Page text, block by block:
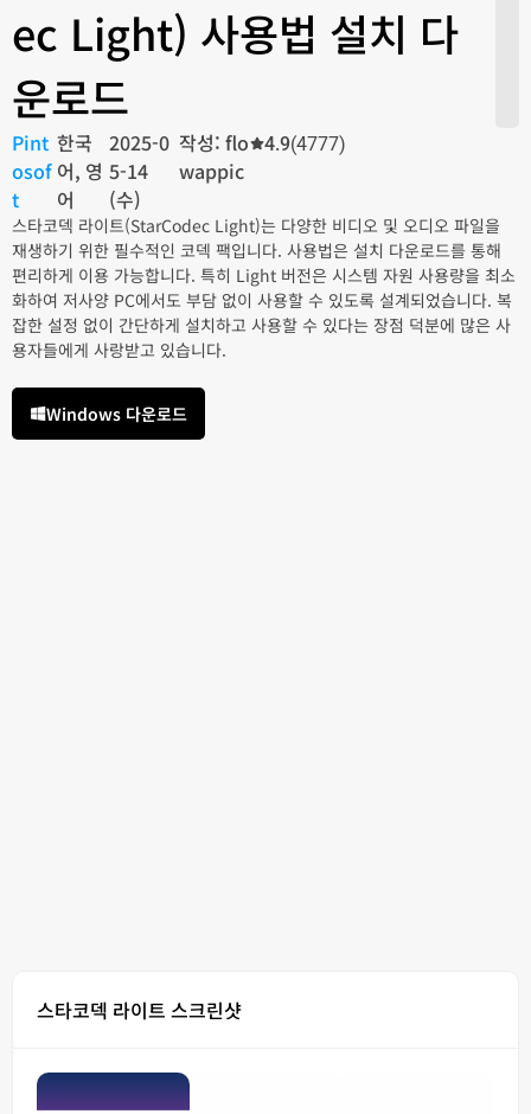
ec Light) 사용법 설치 다
운로드
Pint
osof
t
한국
어, 영
어
2025-0
5-14
(수)
작성: flo
wappic
4.9(4777)
스타코덱 라이트(StarCodec Light)는 다양한 비디오 및 오디오 파일을
재생하기 위한 필수적인 코덱 팩입니다. 사용법은 설치 다운로드를 통해
편리하게 이용 가능합니다. 특히 Light 버전은 시스템 자원 사용량을 최소
화하여 저사양 PC에서도 부담 없이 사용할 수 있도록 설계되었습니다. 복
잡한 설정 없이 간단하게 설치하고 사용할 수 있다는 장점 덕분에 많은 사
용자들에게 사랑받고 있습니다.
Windows 다운로드
스타코덱 라이트 스크린샷